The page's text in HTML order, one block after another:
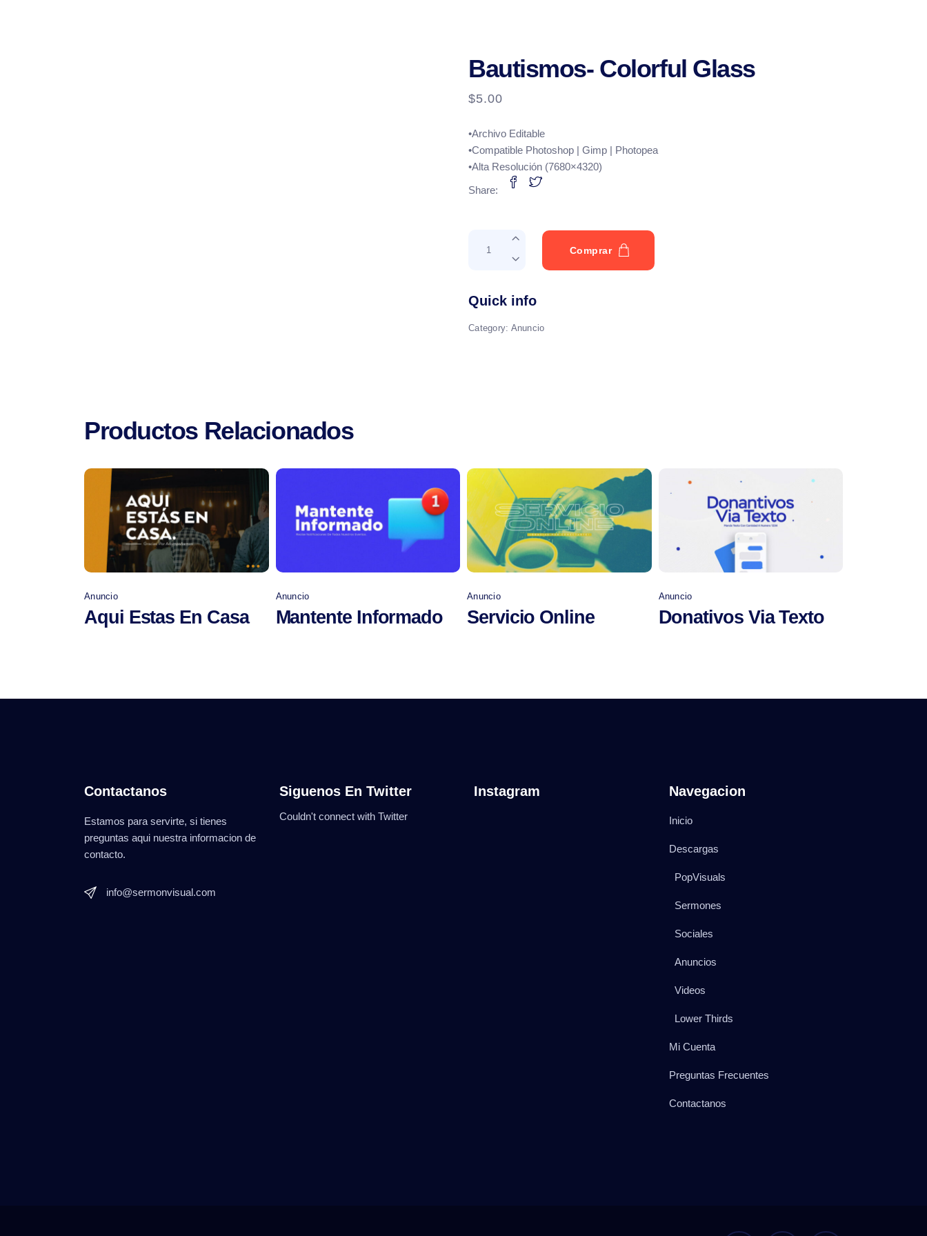
Bautismos- Colorful Glass
$5.00
•Archivo Editable
•Compatible Photoshop | Gimp | Photopea
•Alta Resolución (7680×4320)
Share:
Bautismos-
Colorful
Comprar
Quick info
Category: Anuncio
Productos Relacionados
Comprar
Anuncio
Aqui Estas En Casa
Comprar
Anuncio
Mantente Informado
Comprar
Anuncio
Servicio Online
Comprar
Anuncio
Donativos Via Texto
Contactanos
Estamos para servirte, si tienes
preguntas aqui nuestra informacion de
contacto.
info@sermonvisual.com
Siguenos En Twitter
Couldn't connect with Twitter
Instagram Navegacion
Inicio
Descargas
PopVisuals
Sermones
Sociales
Anuncios
Videos
Lower Thirds
Mi Cuenta
Preguntas Frecuentes
Contactanos